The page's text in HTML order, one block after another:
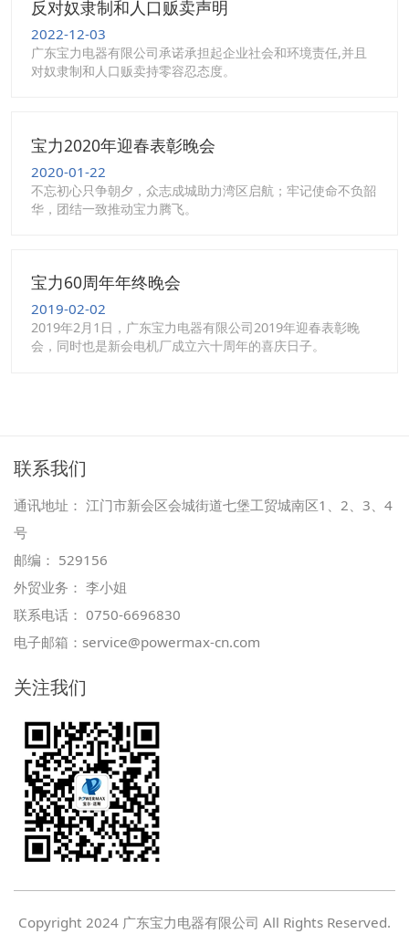
反对奴隶制和人口贩卖声明
2022-12-03
广东宝力电器有限公司承诺承担起企业社会和环境责任,并且
对奴隶制和人口贩卖持零容忍态度。
宝力2020年迎春表彰晚会
2020-01-22
不忘初心只争朝夕，众志成城助力湾区启航；牢记使命不负韶
华，团结一致推动宝力腾飞。
宝力60周年年终晚会
2019-02-02
2019年2月1日，广东宝力电器有限公司2019年迎春表彰晚
会，同时也是新会电机厂成立六十周年的喜庆日子。
联系我们
通讯地址： 江门市新会区会城街道七堡工贸城南区1、2、3、4
号
邮编： 529156
外贸业务： 李小姐
联系电话： 0750-6696830
电子邮箱： service@powermax-cn.com
关注我们
Copyright 2024 广东宝力电器有限公司 All Rights Reserved.